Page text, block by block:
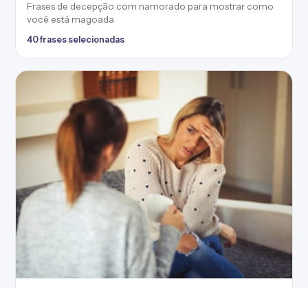
Frases de decepção com namorado para mostrar como
você está magoada
40 frases selecionadas